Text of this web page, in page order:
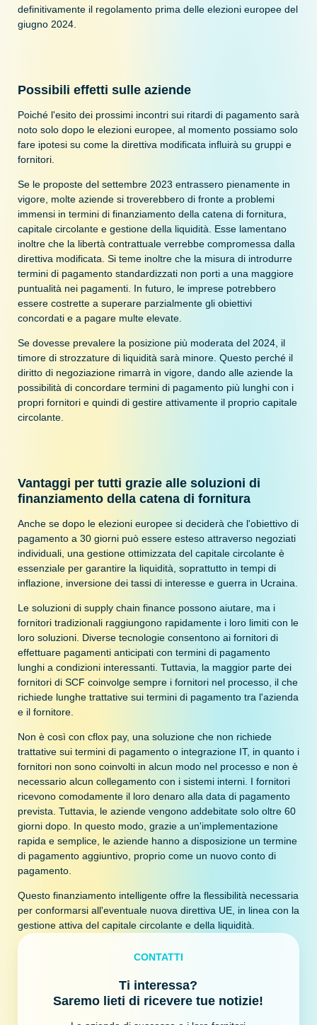
definitivamente il regolamento prima delle elezioni europee del
giugno 2024.
Possibili effetti sulle aziende
Poiché l'esito dei prossimi incontri sui ritardi di pagamento sarà
noto solo dopo le elezioni europee, al momento possiamo solo
fare ipotesi su come la direttiva modificata influirà su gruppi e
fornitori.
Se le proposte del settembre 2023 entrassero pienamente in
vigore, molte aziende si troverebbero di fronte a problemi
immensi in termini di finanziamento della catena di fornitura,
capitale circolante e gestione della liquidità. Esse lamentano
inoltre che la libertà contrattuale verrebbe compromessa dalla
direttiva modificata. Si teme inoltre che la misura di introdurre
termini di pagamento standardizzati non porti a una maggiore
puntualità nei pagamenti. In futuro, le imprese potrebbero
essere costrette a superare parzialmente gli obiettivi
concordati e a pagare multe elevate.
Se dovesse prevalere la posizione più moderata del 2024, il
timore di strozzature di liquidità sarà minore. Questo perché il
diritto di negoziazione rimarrà in vigore, dando alle aziende la
possibilità di concordare termini di pagamento più lunghi con i
propri fornitori e quindi di gestire attivamente il proprio capitale
circolante.
Vantaggi per tutti grazie alle soluzioni di
finanziamento della catena di fornitura
Anche se dopo le elezioni europee si deciderà che l'obiettivo di
pagamento a 30 giorni può essere esteso attraverso negoziati
individuali, una gestione ottimizzata del capitale circolante è
essenziale per garantire la liquidità, soprattutto in tempi di
inflazione, inversione dei tassi di interesse e guerra in Ucraina.
Le soluzioni di supply chain finance possono aiutare, ma i
fornitori tradizionali raggiungono rapidamente i loro limiti con le
loro soluzioni. Diverse tecnologie consentono ai fornitori di
effettuare pagamenti anticipati con termini di pagamento
lunghi a condizioni interessanti. Tuttavia, la maggior parte dei
fornitori di SCF coinvolge sempre i fornitori nel processo, il che
richiede lunghe trattative sui termini di pagamento tra l'azienda
e il fornitore.
Non è così con cflox pay, una soluzione che non richiede
trattative sui termini di pagamento o integrazione IT, in quanto i
fornitori non sono coinvolti in alcun modo nel processo e non è
necessario alcun collegamento con i sistemi interni. I fornitori
ricevono comodamente il loro denaro alla data di pagamento
prevista. Tuttavia, le aziende vengono addebitate solo oltre 60
giorni dopo. In questo modo, grazie a un'implementazione
rapida e semplice, le aziende hanno a disposizione un termine
di pagamento aggiuntivo, proprio come un nuovo conto di
pagamento.
Questo finanziamento intelligente offre la flessibilità necessaria
per conformarsi all'eventuale nuova direttiva UE, in linea con la
gestione attiva del capitale circolante e della liquidità.
CONTATTI
Ti interessa?
Saremo lieti di ricevere tue notizie!